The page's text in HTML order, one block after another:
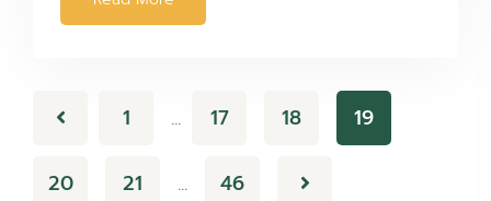
1 … 17 18 19
20 21 … 46